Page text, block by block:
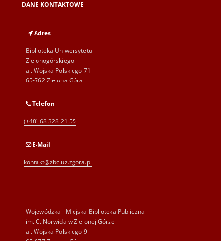
DANE KONTAKTOWE
Adres
Biblioteka Uniwersytetu
Zielonogórskiego
al. Wojska Polskiego 71
65-762 Zielona Góra
Telefon
(+48) 68 328 21 55
E-Mail
kontakt@zbc.uz.zgora.pl
Wojewódzka i Miejska Biblioteka Publiczna
im. C. Norwida w Zielonej Górze
al. Wojska Polskiego 9